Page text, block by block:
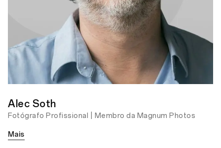
Alec Soth
Fotógrafo Profissional | Membro da Magnum Photos
Mais